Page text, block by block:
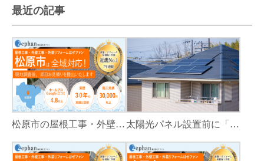
最近の記事
松原市の屋根工事・外壁工事・外装リフォームはゼファン！松原市内の工事事例もご紹介 太陽光パネル設置前に「屋根カバー工法」をすべき理由！葺き替えとの違いや費用・雨漏り対策をプロが解説